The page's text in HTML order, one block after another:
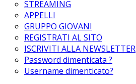
STREAMING
APPELLI
GRUPPO GIOVANI
REGISTRATI AL SITO
ISCRIVITI ALLA NEWSLETTER
Password dimenticata ?
Username dimenticato?